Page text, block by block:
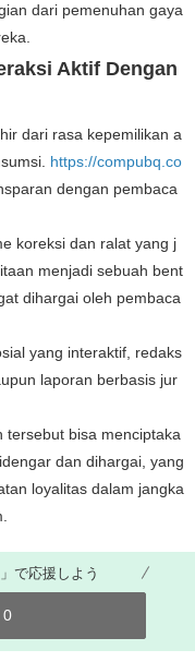
dari pemenuhan gaya
Aktif Dengan
dari rasa kepemilikan a
https://compubq.co
dengan pembaca
koreksi dan ralat yang j
menjadi sebuah bent
dihargai oleh pembaca
yang interaktif, redaks
laporan berbasis jur
tersebut bisa menciptaka
dan dihargai, yang
loyalitas dalam jangka
で応援しよう
0